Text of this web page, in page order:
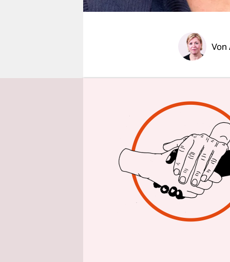
genossenschaft
Von
Tag war
einem
noch
hofft,
die
Käse. Ihr
sagt